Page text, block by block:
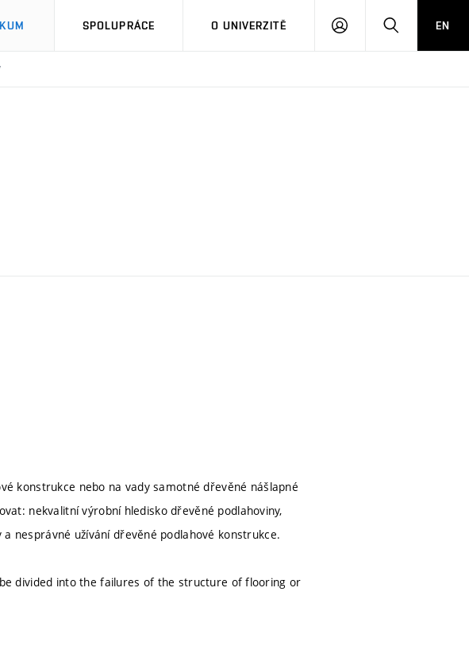
SPOLUPRÁCE O UNIVERZITĚ
PŘIHLÁSIT HLEDATEN
konstrukce nebo na vady samotné dřevěné nášlapné
nekvalitní výrobní hledisko dřevěné podlahoviny,
nesprávné užívání dřevěné podlahové konstrukce.
divided into the failures of the structure of flooring or